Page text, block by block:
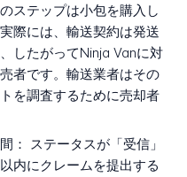
ステップは小包を購入し
際には、輸送契約は発送
したがってNinja Vanに対
者です。輸送業者はその
を調査するために売却者
： ステータスが「受信」
内にクレームを提出する